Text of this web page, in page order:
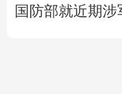
国防部就近期